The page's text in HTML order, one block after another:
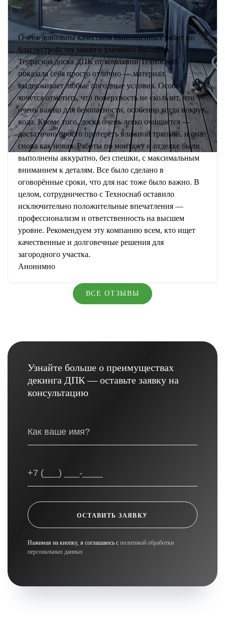
Очень довольны качеством выполненных работ по
благоустройству нашего уличного бассейна.
Террасная доска ДПК от компании Техноснаб
показала себя просто отлично — материал
выдерживает любые погодные условия. Особо
хочется отметить, что поверхность не скользит, что
очень важно для безопасности, особенно когда вокруг
вода. Кроме того, доска очень легко очищается —
достаточно просто протереть влажной тряпкой, и она
снова как новая. Работы по монтажу и отделке были
выполнены аккуратно, без спешки, с максимальным
вниманием к деталям. Все было сделано в
оговорённые сроки, что для нас тоже было важно. В
целом, сотрудничество с Техноснаб оставило
исключительно положительные впечатления —
профессионализм и ответственность на высшем
уровне. Рекомендуем эту компанию всем, кто ищет
качественные и долговечные решения для
загородного участка.
Анонимно
ВСЕ ОТЗЫВЫ
Узнайте больше о преимуществах
декинга ДПК — оставьте заявку на
консультацию
ОСТАВИТЬ ЗАЯВКУ
Нажимая на кнопку, я соглашаюсь с политикой обработки
персональных данных